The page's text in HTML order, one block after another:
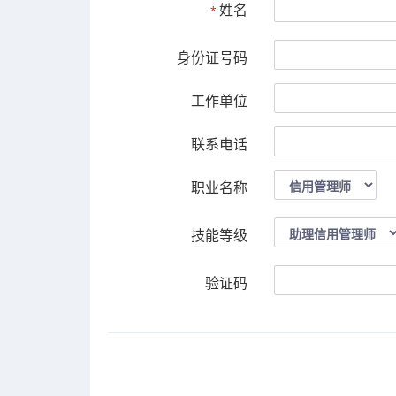
*姓名
身份证号码
工作单位
联系电话
职业名称
技能等级
验证码